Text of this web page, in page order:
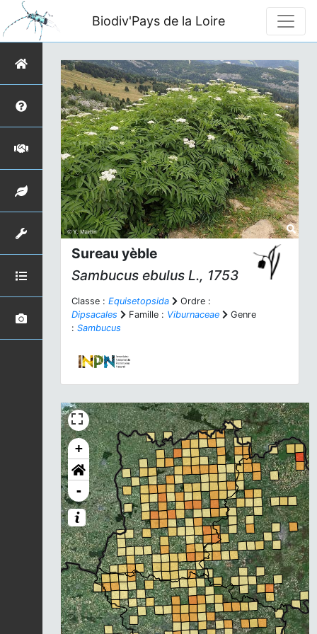
Biodiv'Pays de la Loire
Sureau yèble
Sambucus ebulus L., 1753
Classe : Equisetopsida
Ordre :
Dipsacales
Famille : Viburnaceae
Genre
: Sambucus
+
-